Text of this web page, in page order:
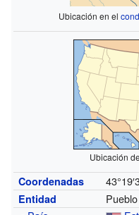
Ubicación en el
Ubicación
Coordenadas
Entidad
Pueblo